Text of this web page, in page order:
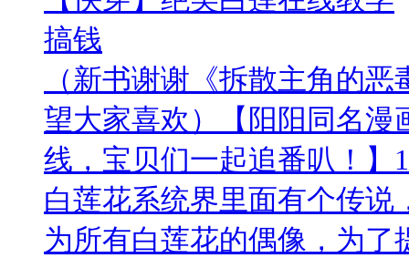
搞钱
（新书谢谢《拆散主角的
望大家喜欢）【阳阳同名漫
线，宝贝们一起追番叭！】
白莲花系统界里面有个传
为所有白莲花的偶像，为